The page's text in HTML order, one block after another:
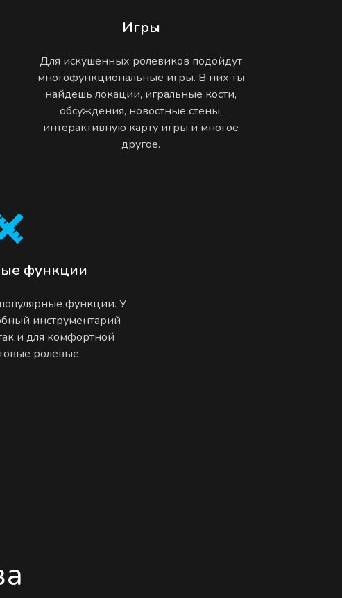
Игры
Для искушенных ролевиков подойдут
многофункциональные игры. В них ты
найдешь локации, игральные кости,
обсуждения, новостные стены,
интерактивную карту игры и многое
другое.
функции
функции. У
инструментарий
и для комфортной
ролевые